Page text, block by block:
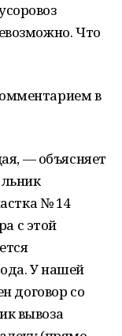
Что
в
— объясняет
№ 14
с этой
У нашей
договор со
вывоза